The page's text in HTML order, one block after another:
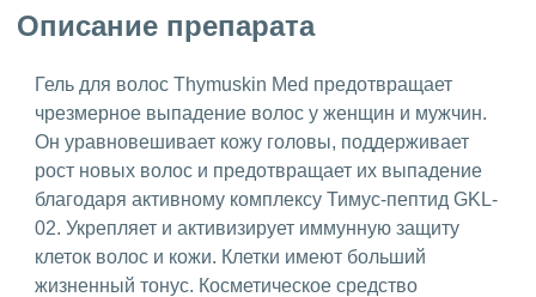
Описание препарата
Гель для волос Thymuskin Med предотвращает
чрезмерное выпадение волос у женщин и мужчин.
Он уравновешивает кожу головы, поддерживает
рост новых волос и предотвращает их выпадение
благодаря активному комплексу Тимус-пептид GKL-
02. Укрепляет и активизирует иммунную защиту
клеток волос и кожи. Клетки имеют больший
жизненный тонус. Косметическое средство